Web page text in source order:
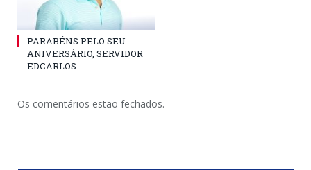
PARABÉNS PELO SEU
ANIVERSÁRIO, SERVIDOR
EDCARLOS
Os comentários estão fechados.